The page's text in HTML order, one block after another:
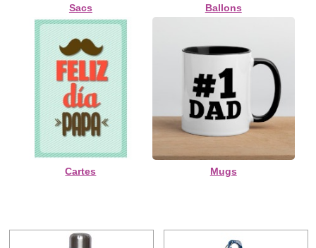
Sacs Ballons
Cartes Mugs